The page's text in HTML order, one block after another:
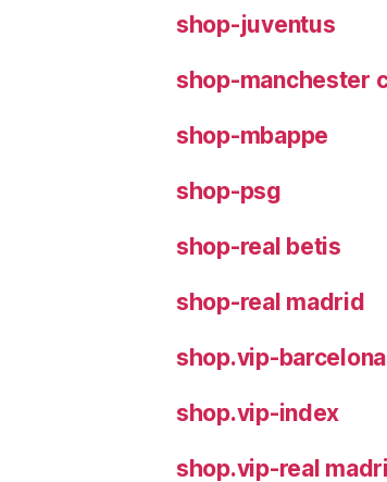
shop-juventus
shop-manchester
shop-mbappe
shop-psg
shop-real betis
shop-real madrid
shop.vip-barcelona
shop.vip-index
shop.vip-real